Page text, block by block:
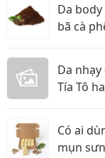
Da
bã cà
Da
Tía Tô
Có ai
mụn